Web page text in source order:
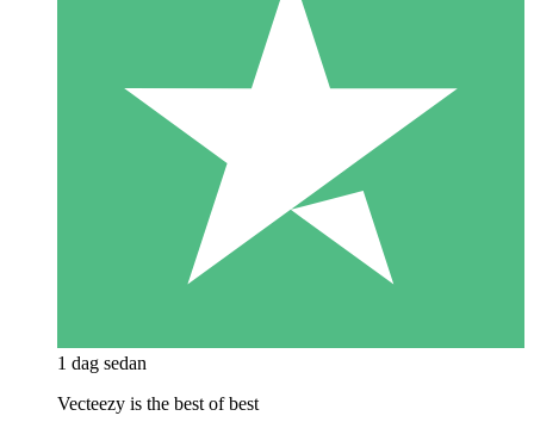
1 dag sedan
Vecteezy is the best of best